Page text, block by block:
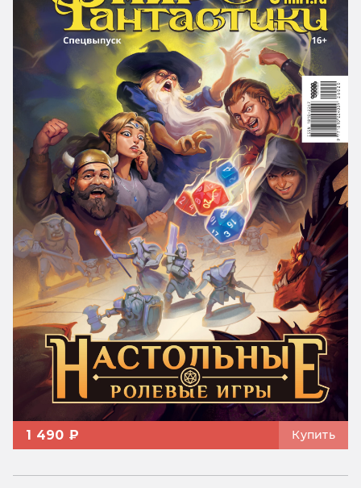
1 490 ₽ Купить